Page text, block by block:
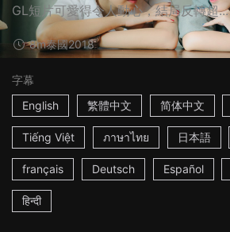
GL短片可愛得令人動心，結局反轉超...
8m泰國2018
字幕
English
繁體中文 简体中文
Tiếng Việt ภาษาไทย 日本語
français Deutsch Español
हिन्दी